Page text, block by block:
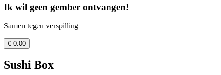
Ik wil geen gember ontvangen!
Samen tegen verspilling
€ 0.00
Sushi Box